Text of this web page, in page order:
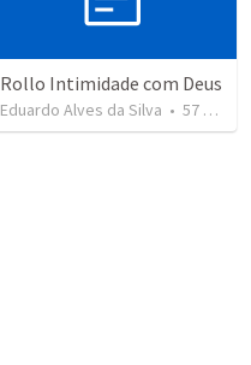
Rollo Intimidade com Deus
Eduardo Alves da Silva • 57 views